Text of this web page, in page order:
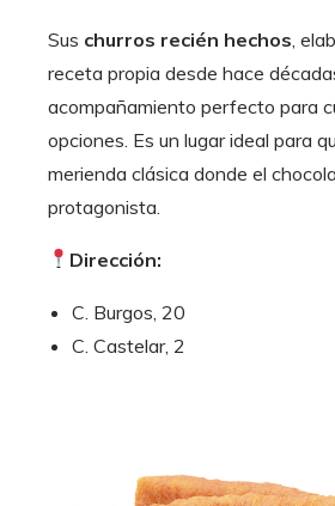
Sus churros recién hechos ,
receta propia desde hace
acompañamiento perfecto para
opciones. Es un lugar ideal para
merienda clásica donde el
protagonista.
Dirección:
C. Burgos, 20
C. Castelar, 2